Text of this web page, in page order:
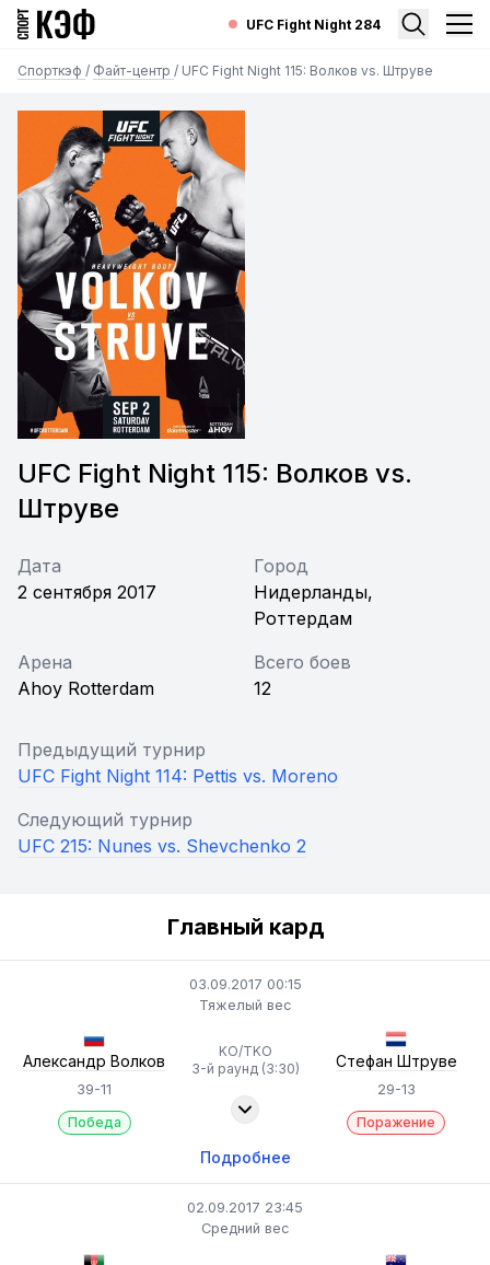
UFC Fight Night 284
Спорткэф / Файт-центр / UFC Fight Night 115: Волков vs. Штруве
UFC Fight Night 115: Волков vs.
Штруве
Дата
2 сентября 2017
Город
Нидерланды,
Роттердам
Арена
Ahoy Rotterdam
Всего боев
12
Предыдущий турнир
UFC Fight Night 114: Pettis vs. Moreno
Следующий турнир
UFC 215: Nunes vs. Shevchenko 2
Главный кард
03.09.2017 00:15
Тяжелый вес
Александр Волков
39-11
Победа
KO/TKO
3-й раунд (3:30)
Стефан Штруве
29-13
Поражение
Подробнее
02.09.2017 23:45
Средний вес